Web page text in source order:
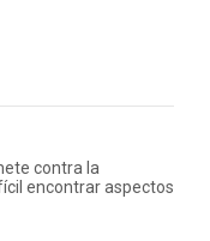
contra la
encontrar aspectos